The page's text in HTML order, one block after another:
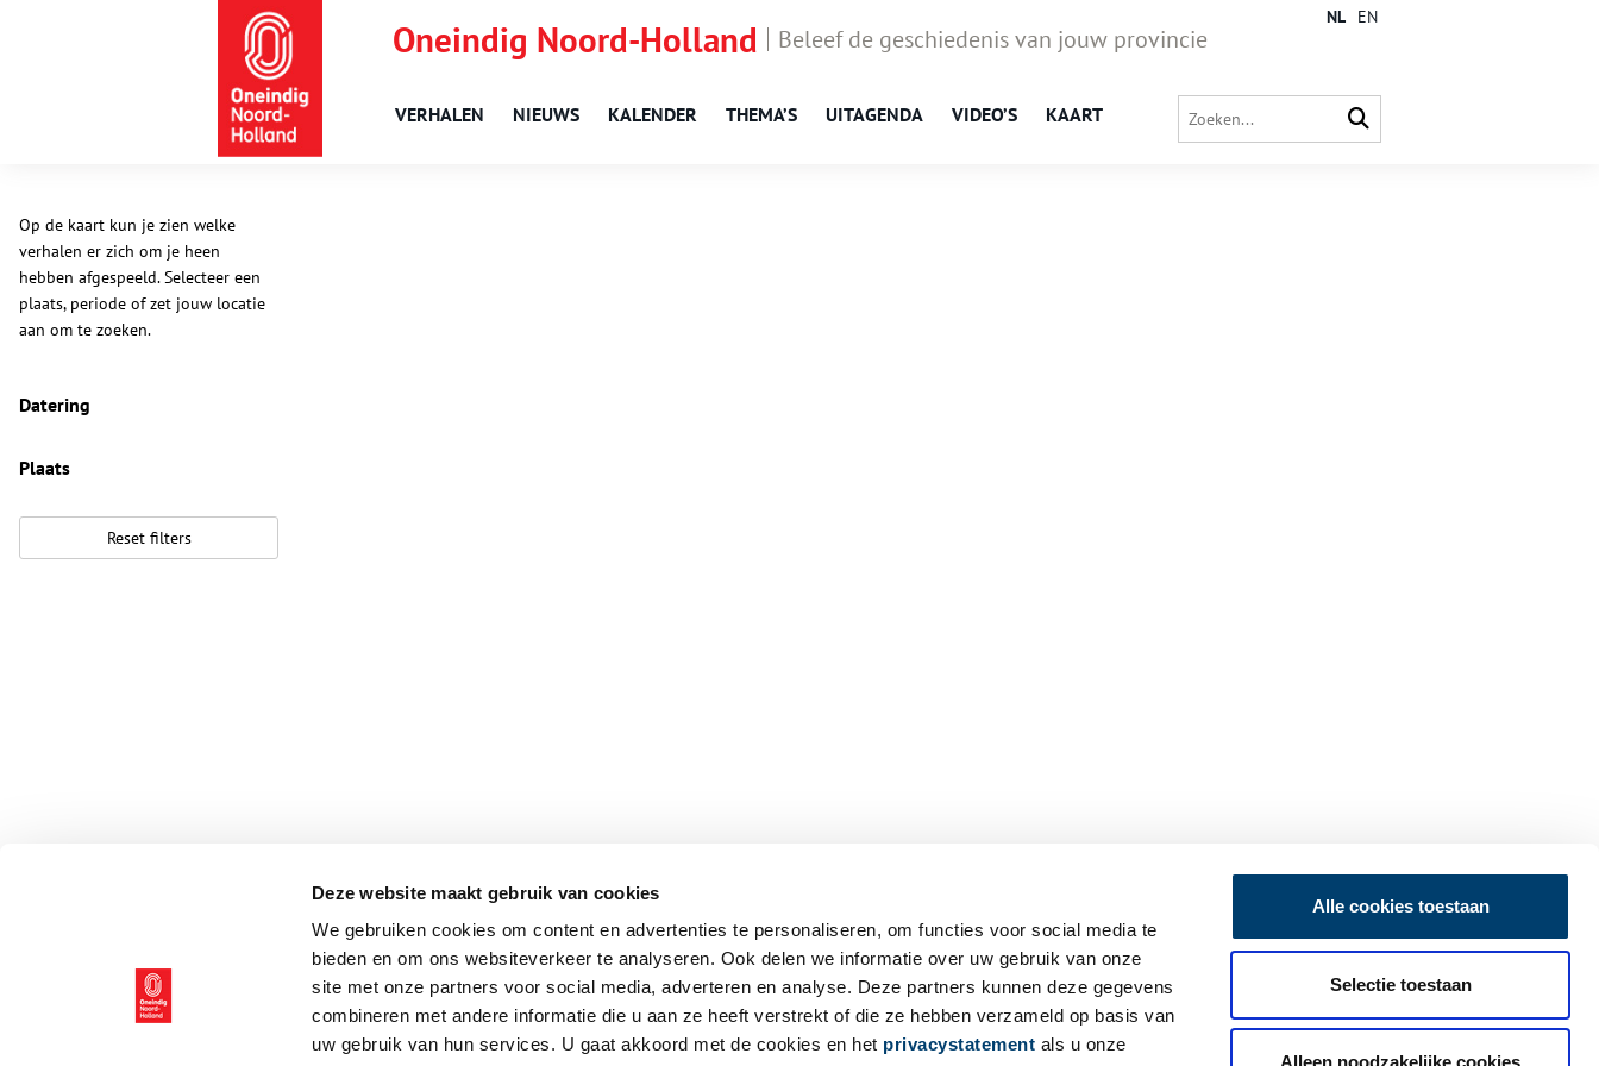
Deze website maakt gebruik van cookies
We gebruiken cookies om content en advertenties te personaliseren, om functies voor social media te
bieden en om ons websiteverkeer te analyseren. Ook delen we informatie over uw gebruik van onze
site met onze partners voor social media, adverteren en analyse. Deze partners kunnen deze gegevens
combineren met andere informatie die u aan ze heeft verstrekt of die ze hebben verzameld op basis van
uw gebruik van hun services. U gaat akkoord met de cookies en het privacystatement als u onze
Alle cookies toestaan
Selectie toestaan
Alleen noodzakelijke cookies
Oneindig Noord-Holland Beleef de geschiedenis van jouw provincie
VERHALEN NIEUWS KALENDER THEMA’S UITAGENDA VIDEO’S KAART
NL EN
Op de kaart kun je zien welke
verhalen er zich om je heen
hebben afgespeeld. Selecteer een
plaats, periode of zet jouw locatie
aan om te zoeken.
Datering
Plaats
Reset filters